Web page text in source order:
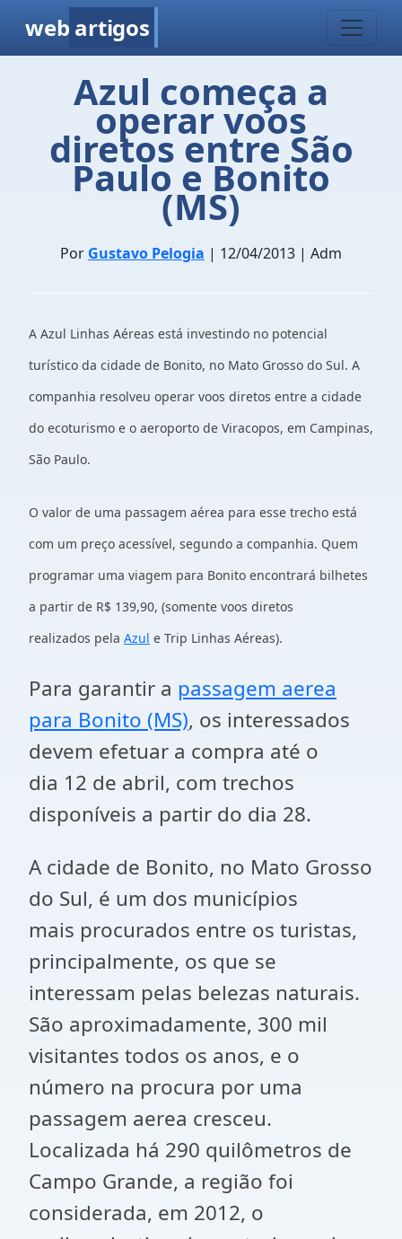
web artigos
Azul começa a
operar voos
diretos entre São
Paulo e Bonito
(MS)
Por Gustavo Pelogia | 12/04/2013 | Adm
A Azul Linhas Aéreas está investindo no potencial
turístico da cidade de Bonito, no Mato Grosso do Sul. A
companhia resolveu operar voos diretos entre a cidade
do ecoturismo e o aeroporto de Viracopos, em Campinas,
São Paulo.
O valor de uma passagem aérea para esse trecho está
com um preço acessível, segundo a companhia. Quem
programar uma viagem para Bonito encontrará bilhetes
a partir de R$ 139,90, (somente voos diretos
realizados pela Azul e Trip Linhas Aéreas).
Para garantir a passagem aerea
para Bonito (MS), os interessados
devem efetuar a compra até o
dia 12 de abril, com trechos
disponíveis a partir do dia 28.
A cidade de Bonito, no Mato Grosso
do Sul, é um dos municípios
mais procurados entre os turistas,
principalmente, os que se
interessam pelas belezas naturais.
São aproximadamente, 300 mil
visitantes todos os anos, e o
número na procura por uma
passagem aerea cresceu.
Localizada há 290 quilômetros de
Campo Grande, a região foi
considerada, em 2012, o